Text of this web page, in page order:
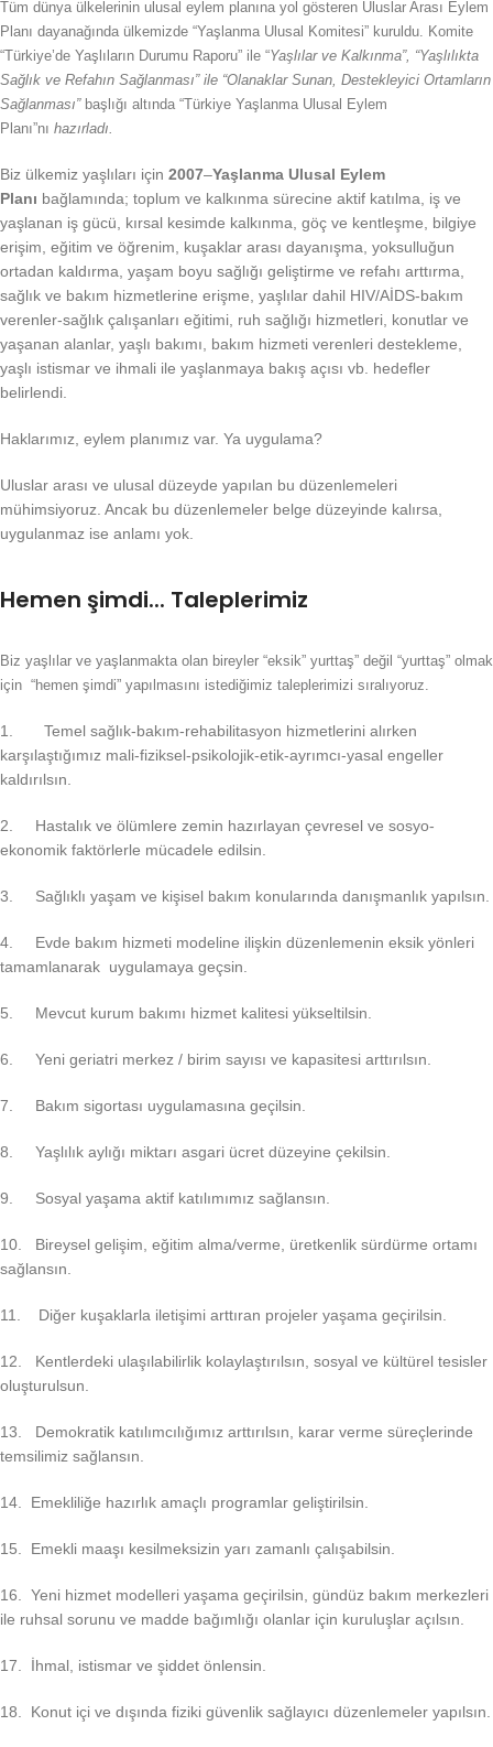
Tüm dünya ülkelerinin ulusal eylem planına yol gösteren Uluslar Arası Eylem
Planı dayanağında ülkemizde “Yaşlanma Ulusal Komitesi” kuruldu. Komite
“Türkiye’de Yaşlıların Durumu Raporu” ile “Yaşlılar ve Kalkınma”, “Yaşlılıkta
Sağlık ve Refahın Sağlanması” ile “Olanaklar Sunan, Destekleyici Ortamların
Sağlanması”başlığı altında “Türkiye Yaşlanma Ulusal Eylem
Planı”nı hazırladı.
Biz ülkemiz yaşlıları için 2007–Yaşlanma Ulusal Eylem
Planı bağlamında; toplum ve kalkınma sürecine aktif katılma, iş ve
yaşlanan iş gücü, kırsal kesimde kalkınma, göç ve kentleşme, bilgiye
erişim, eğitim ve öğrenim, kuşaklar arası dayanışma, yoksulluğun
ortadan kaldırma, yaşam boyu sağlığı geliştirme ve refahı arttırma,
sağlık ve bakım hizmetlerine erişme, yaşlılar dahil HIV/AİDS-bakım
verenler-sağlık çalışanları eğitimi, ruh sağlığı hizmetleri, konutlar ve
yaşanan alanlar, yaşlı bakımı, bakım hizmeti verenleri destekleme,
yaşlı istismar ve ihmali ile yaşlanmaya bakış açısı vb. hedefler
belirlendi.
Haklarımız, eylem planımız var. Ya uygulama?
Uluslar arası ve ulusal düzeyde yapılan bu düzenlemeleri
mühimsiyoruz. Ancak bu düzenlemeler belge düzeyinde kalırsa,
uygulanmaz ise anlamı yok.
Hemen şimdi... Taleplerimiz
Biz yaşlılar ve yaşlanmakta olan bireyler “eksik” yurttaş” değil “yurttaş” olmak
için “hemen şimdi” yapılmasını istediğimiz taleplerimizi sıralıyoruz.
1. Temel sağlık-bakım-rehabilitasyon hizmetlerini alırken
karşılaştığımız mali-fiziksel-psikolojik-etik-ayrımcı-yasal engeller
kaldırılsın.
2. Hastalık ve ölümlere zemin hazırlayan çevresel ve sosyo-
ekonomik faktörlerle mücadele edilsin.
3. Sağlıklı yaşam ve kişisel bakım konularında danışmanlık yapılsın.
4. Evde bakım hizmeti modeline ilişkin düzenlemenin eksik yönleri
tamamlanarak uygulamaya geçsin.
5. Mevcut kurum bakımı hizmet kalitesi yükseltilsin.
6. Yeni geriatri merkez / birim sayısı ve kapasitesi arttırılsın.
7. Bakım sigortası uygulamasına geçilsin.
8. Yaşlılık aylığı miktarı asgari ücret düzeyine çekilsin.
9. Sosyal yaşama aktif katılımımız sağlansın.
10. Bireysel gelişim, eğitim alma/verme, üretkenlik sürdürme ortamı
sağlansın.
11. Diğer kuşaklarla iletişimi arttıran projeler yaşama geçirilsin.
12. Kentlerdeki ulaşılabilirlik kolaylaştırılsın, sosyal ve kültürel tesisler
oluşturulsun.
13. Demokratik katılımcılığımız arttırılsın, karar verme süreçlerinde
temsilimiz sağlansın.
14. Emekliliğe hazırlık amaçlı programlar geliştirilsin.
15. Emekli maaşı kesilmeksizin yarı zamanlı çalışabilsin.
16. Yeni hizmet modelleri yaşama geçirilsin, gündüz bakım merkezleri
ile ruhsal sorunu ve madde bağımlığı olanlar için kuruluşlar açılsın.
17. İhmal, istismar ve şiddet önlensin.
18. Konut içi ve dışında fiziki güvenlik sağlayıcı düzenlemeler yapılsın.